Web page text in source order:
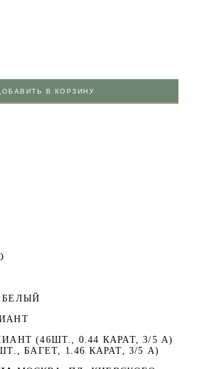
В КОРЗИНУ
БЕЛЫЙ
(46ШТ., 0.44 КАРАТ, 3/5 А)
БАГЕТ, 1.46 КАРАТ, 3/5 А)